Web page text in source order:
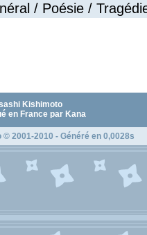
/ Poésie /
Kishimoto
en France par Kana
© 2001-2010 - Généré en 0,0028s